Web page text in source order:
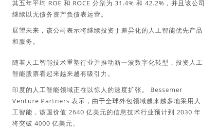
其五年平均 ROE 和 ROCE 分别为 31.4% 和 42.2%，并且该公司
继续以无债务资产负债表运营。
展望未来，该公司表示将继续投资于差异化的人工智能优先产品
和服务。
随着人工智能技术重塑行业并推动新一波数字化转型，投资人工
智能股票看起来越来越有吸引力。
印度的人工智能领域正在以惊人的速度扩张。 Bessemer
Venture Partners 表示，由于全球外包领域越来越多地采用人
工智能，该国价值 2640 亿美元的信息技术行业预计到 2030 年
将突破 4000 亿美元。